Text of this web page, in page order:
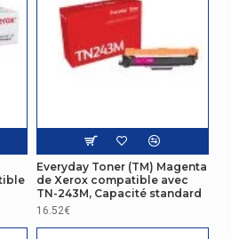
Everyday Toner (TM) Magenta
de Xerox compatible avec
TN-243M, Capacité standard
16.52€